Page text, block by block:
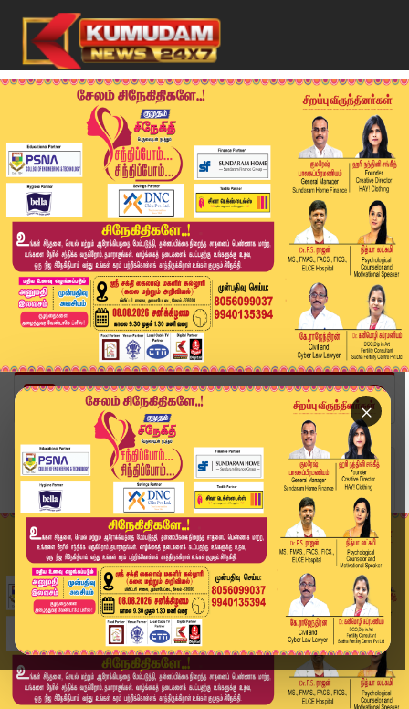
×
Home
வீடியோ ஸ்டோரி
CM STALIN | தேசிய உழவர் தினத்தில் முதலமைச்சர் வ...